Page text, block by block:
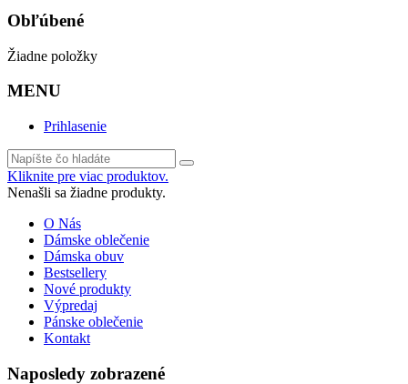
Obľúbené
Žiadne položky
MENU
Prihlasenie
Kliknite pre viac produktov.
Nenašli sa žiadne produkty.
O Nás
Dámske oblečenie
Dámska obuv
Bestsellery
Nové produkty
Výpredaj
Pánske oblečenie
Kontakt
Naposledy zobrazené